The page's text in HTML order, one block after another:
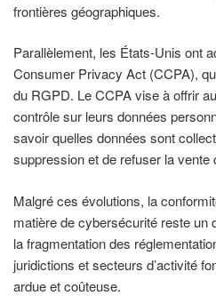
frontières géographiques.
Parallèlement, les États-Unis ont
Consumer Privacy Act (CCPA),
du RGPD. Le CCPA vise à offrir
contrôle sur leurs données
savoir quelles données sont
suppression et de refuser la vente
Malgré ces évolutions, la
matière de cybersécurité reste un
la fragmentation des
juridictions et secteurs d’activité
ardue et coûteuse.